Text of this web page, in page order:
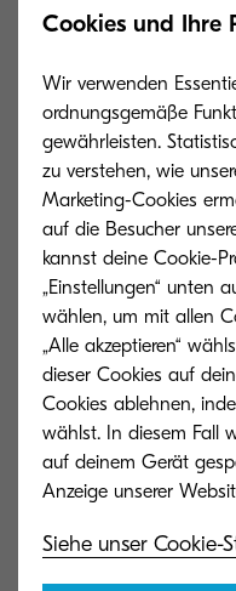
E-Books
Analysen, Studien und
unterschiedlichen
unserer umfangreichen
Cookies und Ihre
Wir verwenden
ordnungsgemäße
gewährleisten.
zu verstehen, wie
Marketing-Cookies
auf die Besucher
kannst deine Cookie-
„Einstellungen“ unten
wählen, um mit allen
„Alle akzeptieren“
dieser Cookies auf
Cookies ablehnen,
wählst. In diesem Fall
auf deinem Gerät
Siehe unser Cookie-